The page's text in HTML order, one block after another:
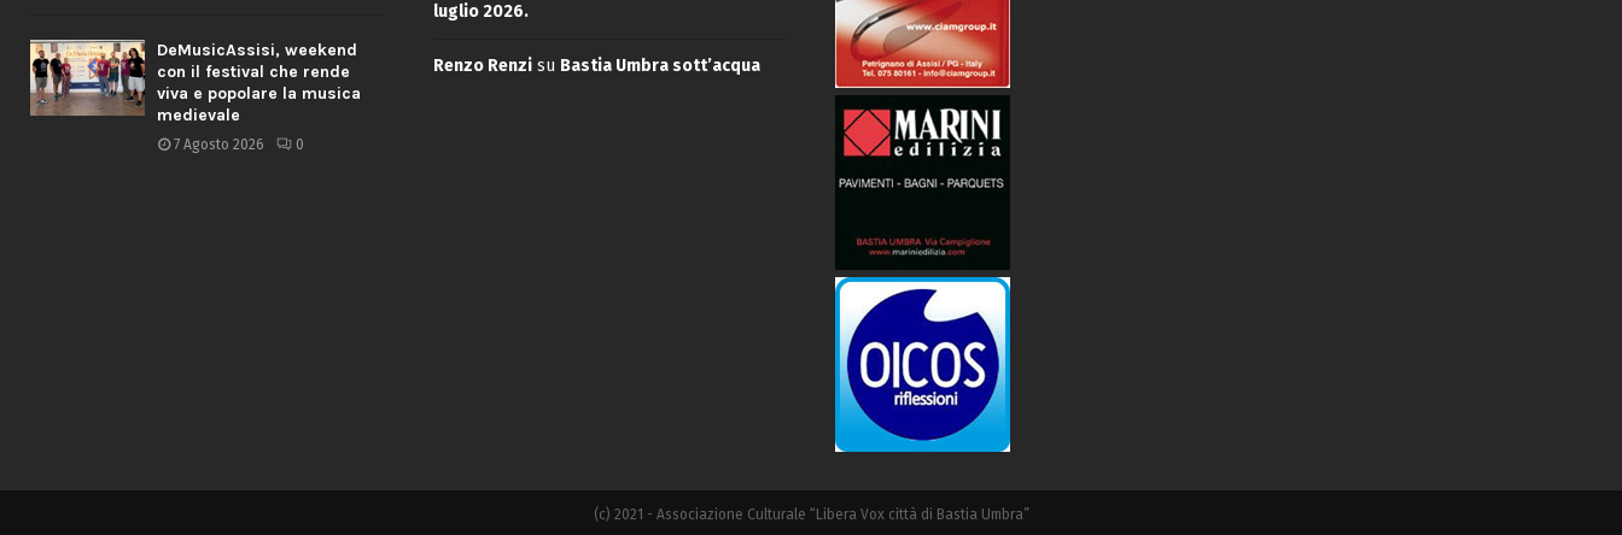
DeMusicAssisi, weekend
con il festival che rende
viva e popolare la musica
medievale
7 Agosto 2026 0
luglio 2026.
Renzo Renzisu Bastia Umbra sott’acqua
(c) 2021 - Associazione Culturale “Libera Vox città di Bastia Umbra”